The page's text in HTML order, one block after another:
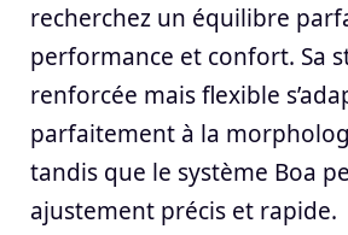
recherchez un équilibre
performance et confort. Sa
renforcée mais flexible
parfaitement à la
tandis que le système Boa
ajustement précis et rapide.